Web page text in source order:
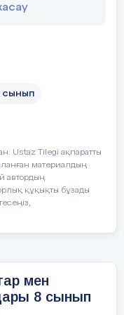
биссектрисасы
формулаларын
лексика мен
ауданы;
сызылған шеңбер
сынып
Ustaz Tilegi ақпаратты
материалдың
автордың
құқықты бұзады
мен
8 сынып